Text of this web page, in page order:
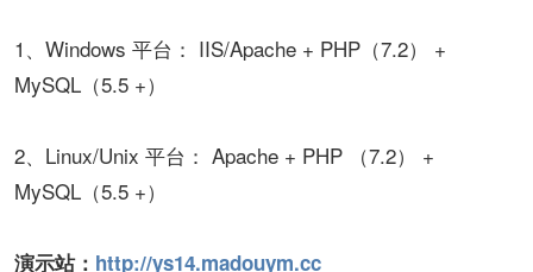
1、Windows 平台： IIS/Apache + PHP（7.2） +
MySQL（5.5 +）
2、Linux/Unix 平台： Apache + PHP （7.2） +
MySQL（5.5 +）
演示站： http://ys14.madouym.cc